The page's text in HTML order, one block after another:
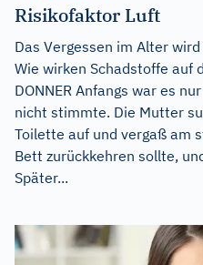
Risikofaktor Luft
Das Vergessen im Alter
Wie wirken Schadstoffe auf
DONNER Anfangs war es
nicht stimmte. Die Mutter
Toilette auf und vergaß am
Bett zurückkehren sollte,
Später...